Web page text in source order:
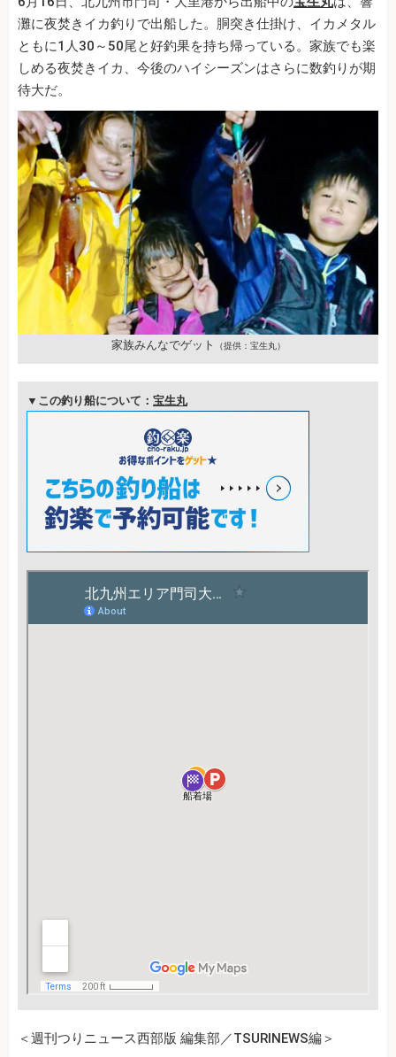
灘に夜焚きイカ釣りで出船した。胴突き仕掛け、イカメタル
ともに1人30～50尾と好釣果を持ち帰っている。家族でも楽
しめる夜焚きイカ、今後のハイシーズンはさらに数釣りが期
待大だ。
家族みんなでゲット （提供：宝生丸）
▼この釣り船について： 宝生丸
＜週刊つりニュース西部版 編集部／TSURINEWS編＞